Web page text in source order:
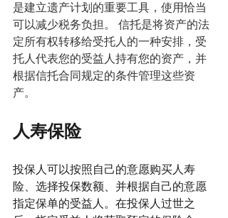
是建立遗产计划的重要工具，使用恰当
可以减少税务负担。 信托是将资产的法
定所有权转移给受托人的一种安排，受
托人代表您的受益人持有您的资产，并
根据信托合同规定的条件管理这些资
产。
人寿保险
投保人可以按照自己的意愿购买人寿
险、选择投保数额、并根据自己的意愿
指定保单的受益人。在投保人过世之